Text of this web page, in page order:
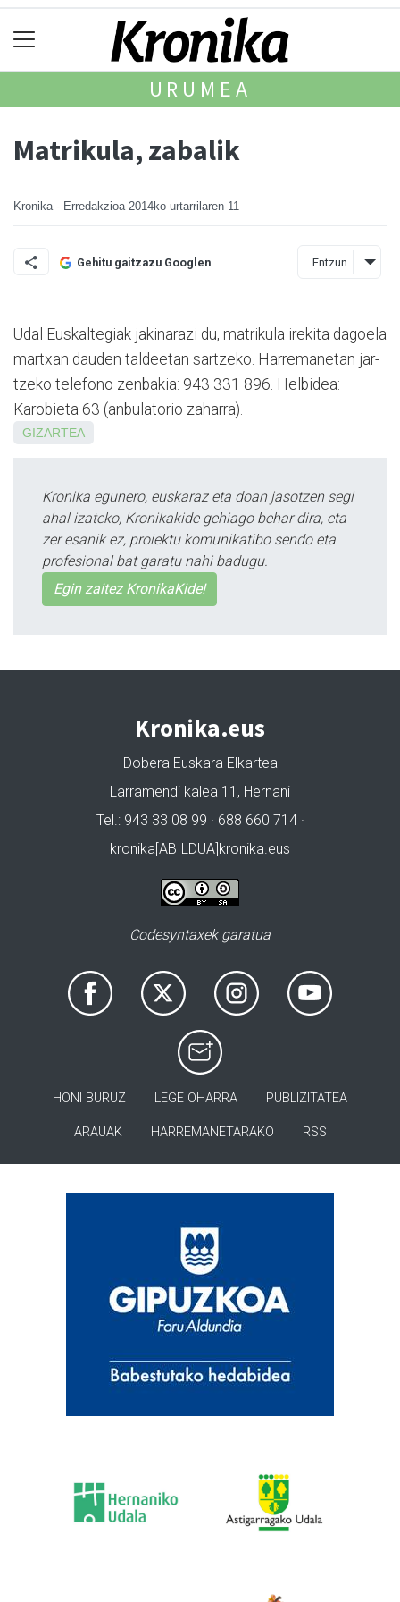
URUMEA
Matrikula, zabalik
Kronika - Erredakzioa 2014ko urtarrilaren 11
Gehitu gaitzazu Googlen Entzun
Udal Euskaltegiak jakinarazi du, matrikula irekita dagoela
martxan dauden taldeetan sartzeko. Harremanetan jar­
tzeko telefono zenbakia: 943 331 896. Helbidea:
Karobieta 63 (anbulatorio zaharra).
GIZARTEA
Kronika egunero, euskaraz eta doan jasotzen segi
ahal izateko, Kronikakide gehiago behar dira, eta
zer esanik ez, proiektu komunikatibo sendo eta
profesional bat garatu nahi badugu.
Egin zaitez KronikaKide!
Kronika.eus
Dobera Euskara Elkartea
Larramendi kalea 11, Hernani
Tel.: 943 33 08 99 · 688 660 714 ·
kronika[ABILDUA]kronika.eus
Codesyntaxek garatua
HONI BURUZ LEGE OHARRA PUBLIZITATEA
ARAUAK HARREMANETARAKO RSS